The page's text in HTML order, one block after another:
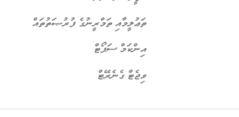
ތަޢުލީމާއި ތަމްރީނުގެ ފުރުޞަތުތައް
އިންކަމް ސަޕޯޓް
ވިޖެޓް ގެނެރޭޓް